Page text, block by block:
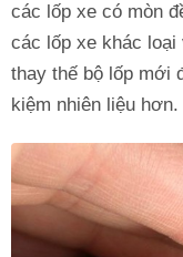
các lốp xe có mòn
các lốp xe khác loại
thay thế bộ lốp mới
kiệm nhiên liệu hơn.